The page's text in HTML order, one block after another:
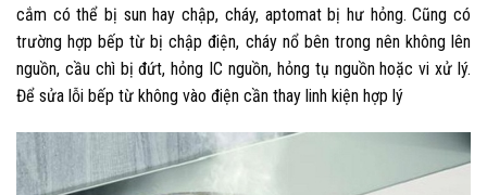
cắm có thể bị sun hay chập, cháy, aptomat bị hư hỏng. Cũng có
trường hợp bếp từ bị chập điện, cháy nổ bên trong nên không lên
nguồn, cầu chì bị đứt, hỏng IC nguồn, hỏng tụ nguồn hoặc vi xử lý.
Để sửa lỗi bếp từ không vào điện cần thay linh kiện hợp lý